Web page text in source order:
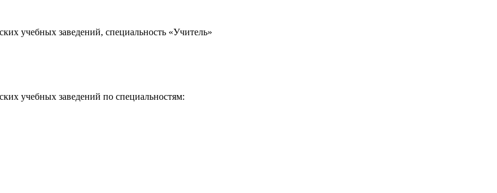
учебных заведений, специальность «Учитель»
учебных заведений по специальностям: